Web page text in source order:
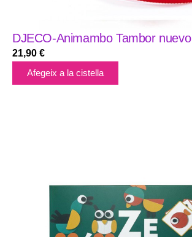
DJECO-Animambo Tambor nuevo
21,90 €
Afegeix a la cistella